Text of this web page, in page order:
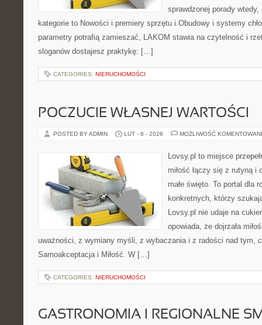
sprawdzonej porady
kategorie to Nowości i premiery sprzętu i Obudowy i systemy
parametry potrafią zamieszać, LAKOM stawia na czytelność i
sloganów dostajesz praktykę: […]
CATEGORIES: NIERUCHOMOŚCI
POCZUCIE WŁASNEJ WARTOŚCI
POSTED BY ADMIN LUT - 6 - 2026 MOŻLIWOŚĆ
Lovsy.pl to miejsce
miłość łączy się z rutyną i
małe święto. To portal dla
konkretnych, którzy
Lovsy.pl nie udaje na
opowiada, że dojrzała
uważności, z wymiany myśli, z wybaczania i z radości nad tym,
Samoakceptacja i Miłość. W […]
CATEGORIES: NIERUCHOMOŚCI
GASTRONOMIA I REGIONALNE